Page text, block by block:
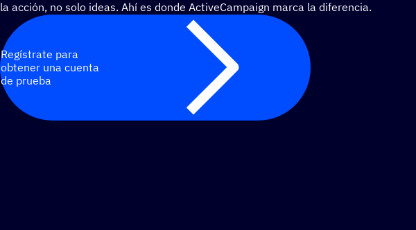
la acción, no solo ideas. Ahí es donde ActiveCampaign marca la diferencia.
Regístrate para
obtener una cuenta
de prueba